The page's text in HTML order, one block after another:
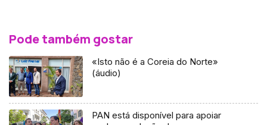
Pode também gostar
«Isto não é a Coreia do Norte»
(áudio)
PAN está disponível para apoiar